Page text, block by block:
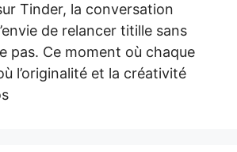
Tinder, la conversation
de relancer titille sans
pas. Ce moment où chaque
l’originalité et la créativité